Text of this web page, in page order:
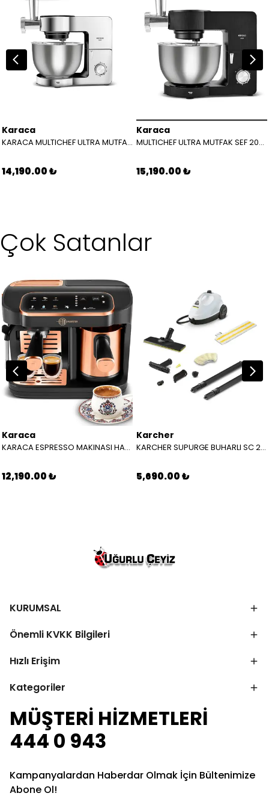
Karaca
KARACA MULTICHEF ULTRA MUTFAK SEF 2000 W 8683650434702
14,190.00 ₺
Karaca
MULTICHEF ULTRA MUTFAK SEF 2000 W BLACK 8683650329404
15,190.00 ₺
Çok Satanlar
Karaca
KARACA ESPRESSO MAKINASI HATIR PERFETTO ESPRESSO T.K.M. COPPER 8683650465904
12,190.00 ₺
Karcher
KARCHER SUPURGE BUHARLI SC 2 EASYFIX EU BEYAZ 15126000
5,690.00 ₺
KURUMSAL
Önemli KVKK Bilgileri
Hızlı Erişim
Kategoriler
MÜŞTERİ HİZMETLERİ
444 0 943
Kampanyalardan Haberdar Olmak İçin Bültenimize
Abone Ol!